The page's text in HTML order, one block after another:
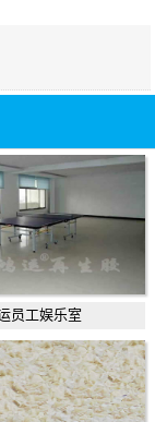
员工娱乐室